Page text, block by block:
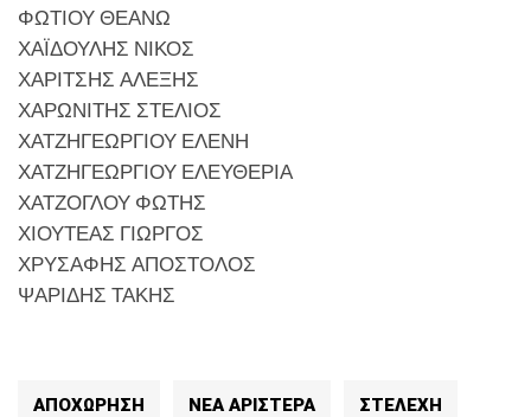
ΦΩΤΙΟΥ ΘΕΑΝΩ
ΧΑΪΔΟΥΛΗΣ ΝΙΚΟΣ
ΧΑΡΙΤΣΗΣ ΑΛΕΞΗΣ
ΧΑΡΩΝΙΤΗΣ ΣΤΕΛΙΟΣ
ΧΑΤΖΗΓΕΩΡΓΙΟΥ ΕΛΕΝΗ
ΧΑΤΖΗΓΕΩΡΓΙΟΥ ΕΛΕΥΘΕΡΙΑ
ΧΑΤΖΟΓΛΟΥ ΦΩΤΗΣ
ΧΙΟΥΤΕΑΣ ΓΙΩΡΓΟΣ
ΧΡΥΣΑΦΗΣ ΑΠΟΣΤΟΛΟΣ
ΨΑΡΙΔΗΣ ΤΑΚΗΣ
ΑΠΟΧΩΡΗΣΗ ΝΕΑ ΑΡΙΣΤΕΡΑ ΣΤΕΛΕΧΗ